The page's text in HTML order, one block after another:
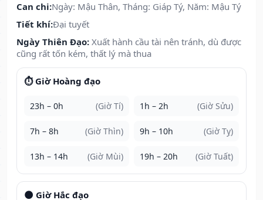
Can chi:Ngày: Mậu Thân, Tháng: Giáp Tý, Năm: Mậu Tý
Tiết khí:Đại tuyết
Ngày Thiên Đạo: Xuất hành cầu tài nên tránh, dù được
cũng rất tốn kém, thất lý mà thua
⏱️ Giờ Hoàng đạo
23h – 0h (Giờ Tí) 1h – 2h (Giờ Sửu)
7h – 8h (Giờ Thìn) 9h – 10h (Giờ Tỵ)
13h – 14h (Giờ Mùi) 19h – 20h (Giờ Tuất)
🌑 Giờ Hắc đạo